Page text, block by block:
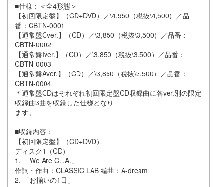
■仕様：＜全4形態＞
【初回限定盤】（CD+DVD）／\4,950（税抜\4,500）／品
番：CBTN-0001
【通常盤Cver.】（CD）／\3,850（税抜\3,500）／品番：
CBTN-0002
【通常盤Iver.】（CD）／\3,850（税抜\3,500）／品番：
CBTN-0003
【通常盤Aver.】（CD）／\3,850（税抜\3,500）／品番：
CBTN-0004
＊通常盤CDはそれぞれ初回限定盤CD収録曲に各ver.別の限定
収録曲3曲を収録した仕様となり
ます。
■収録内容：
【初回限定盤】（CD+DVD）
ディスク1（CD）
1. 「We Are C.I.A.」
作詞・作曲：CLASSIC LAB 編曲：A-dream
2. 「お揃いの1⽇」